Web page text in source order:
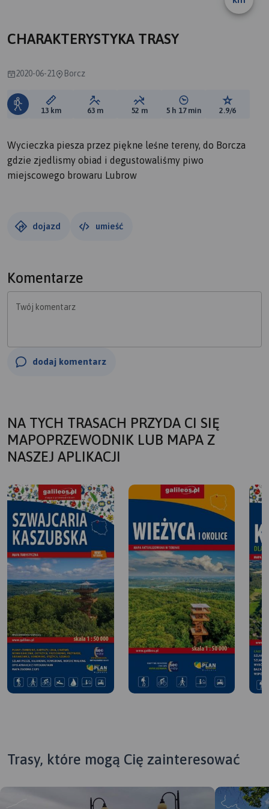
CHARAKTERYSTYKA TRASY
2020-06-21 Borcz
Długość trasy:
13 km Suma przewyższeń:
63 m Suma spadków:
52 m Średni czas potrzebny
5 h 17 min Ocena
2.9/6
Wycieczka piesza przez piękne leśne tereny, do Borcza
gdzie zjedlismy obiad i degustowaliśmy piwo
miejscowego browaru Lubrow
dojazd umieść
Komentarze
Twój komentarz
dodaj komentarz
NA TYCH TRASACH PRZYDA CI SIĘ
MAPOPRZEWODNIK LUB MAPA Z
NASZEJ APLIKACJI
Trasy, które mogą Cię zainteresować